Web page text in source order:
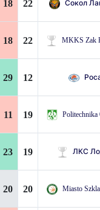
18 22 Сокол
18 22 MKKS Zak
29 12
11 19 Politechnika
23 19 ЛКС
20 20 Miasto